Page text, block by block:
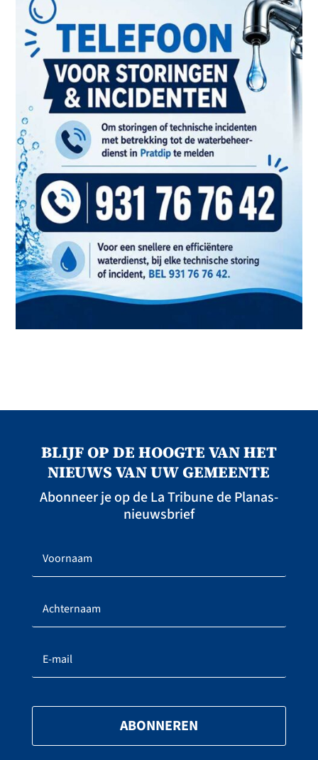
BLIJF OP DE HOOGTE VAN HET
NIEUWS VAN UW GEMEENTE
Abonneer je op de La Tribune de Planas-
nieuwsbrief
ABONNEREN